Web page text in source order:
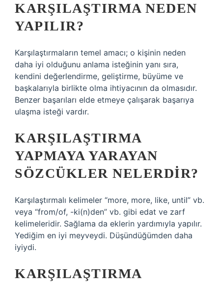
KARŞILAŞTIRMA NEDEN
YAPILIR?
Karşılaştırmaların temel amacı; o kişinin neden
daha iyi olduğunu anlama isteğinin yanı sıra,
kendini değerlendirme, geliştirme, büyüme ve
başkalarıyla birlikte olma ihtiyacının da olmasıdır.
Benzer başarıları elde etmeye çalışarak başarıya
ulaşma isteği vardır.
KARŞILAŞTIRMA
YAPMAYA YARAYAN
SÖZCÜKLER NELERDIR?
Karşılaştırmalı kelimeler “more, more, like, until” vb.
veya “from/of, -ki(n)den” vb. gibi edat ve zarf
kelimeleridir. Sağlama da eklerin yardımıyla yapılır.
Yediğim en iyi meyveydi. Düşündüğümden daha
iyiydi.
KARŞILAŞTIRMA